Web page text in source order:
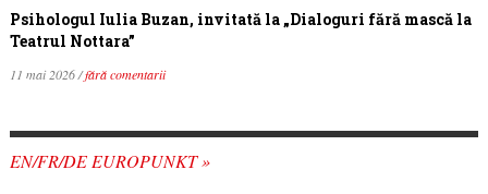
Psihologul Iulia Buzan, invitată la „Dialoguri fără mască la
Teatrul Nottara”
11 mai 2026 /fără comentarii
EN/FR/DE EUROPUNKT »